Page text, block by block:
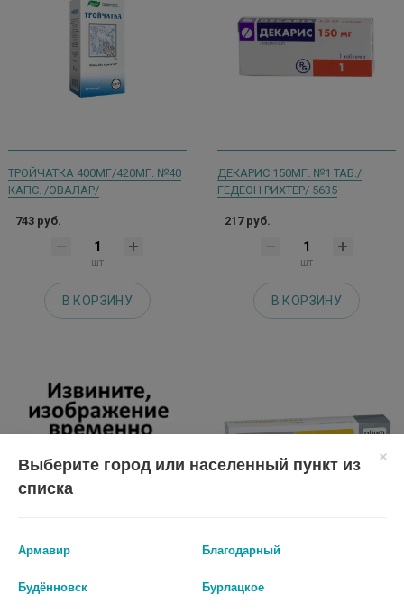
ТРОЙЧАТКА 400МГ/420МГ. №40
КАПС. /ЭВАЛАР/
743 руб.
шт
В КОРЗИНУ
ДЕКАРИС 150МГ. №1 ТАБ./
ГЕДЕОН РИХТЕР/ 5635
217 руб.
шт
В КОРЗИНУ
№40 КАПС.
№3 ТАБ. П/П/О
Выберите город или населенный пункт из
списка
Армавир Благодарный
Будённовск Бурлацкое